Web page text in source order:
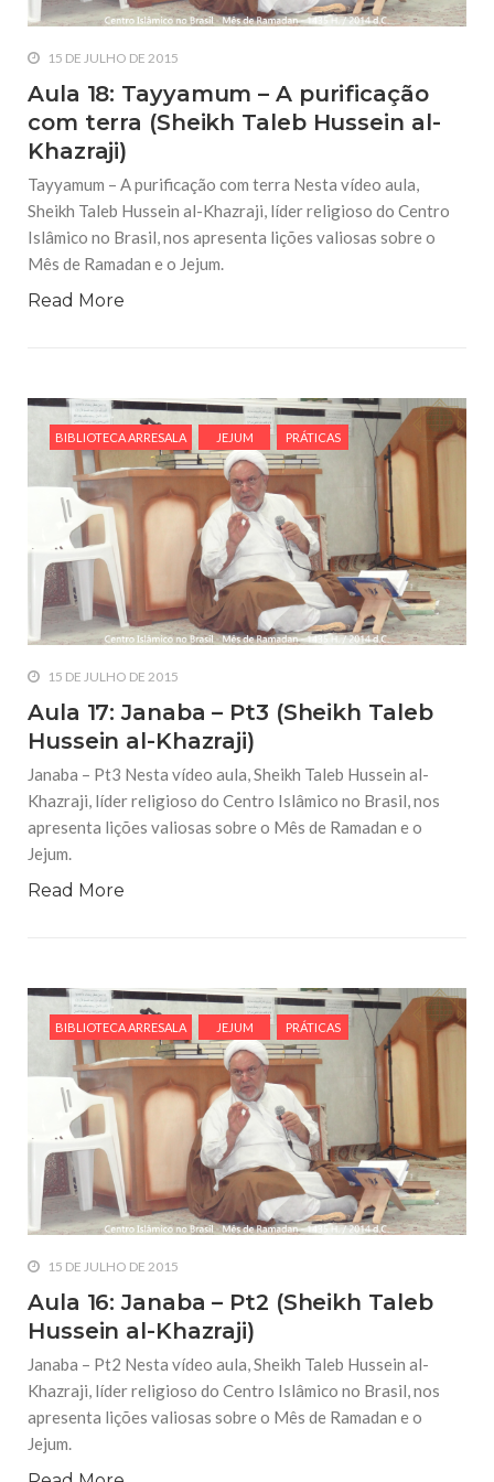
Ramadan e o Jejum.
BIBLIOTECA ARRESALA
7 DE JULHO DE 2015
Aula 6: As Regras e Condições do Jejum
(Sheikh Taleb Hussein al-Khazraji)
As Regras e Condições do Jejum. Nesta vídeo aula, Sheikh
no Brasil, nos apresenta lições valiosas sobre o Mês de
15 DE JULHO DE 2015
Aula 18: Tayyamum – A purificação
com terra (Sheikh Taleb Hussein al-
Khazraji)
Tayyamum – A purificação com terra Nesta vídeo aula,
Sheikh Taleb Hussein al-Khazraji, líder religioso do Centro
Islâmico no Brasil, nos apresenta lições valiosas sobre o
Mês de Ramadan e o Jejum.
Read More
BIBLIOTECA ARRESALA JEJUM PRÁTICAS
15 DE JULHO DE 2015
Aula 17: Janaba – Pt3 (Sheikh Taleb
Hussein al-Khazraji)
Janaba – Pt3 Nesta vídeo aula, Sheikh Taleb Hussein al-
Khazraji, líder religioso do Centro Islâmico no Brasil, nos
apresenta lições valiosas sobre o Mês de Ramadan e o
Jejum.
Read More
BIBLIOTECA ARRESALA JEJUM PRÁTICAS
15 DE JULHO DE 2015
Aula 16: Janaba – Pt2 (Sheikh Taleb
Hussein al-Khazraji)
Janaba – Pt2 Nesta vídeo aula, Sheikh Taleb Hussein al-
Khazraji, líder religioso do Centro Islâmico no Brasil, nos
apresenta lições valiosas sobre o Mês de Ramadan e o
Jejum.